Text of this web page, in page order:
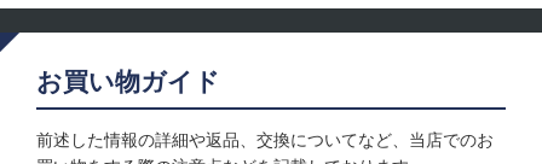
お買い物ガイド
前述した情報の詳細や返品、交換についてなど、当店でのお